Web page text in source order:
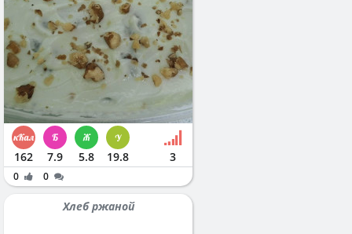
162 7.9 5.8 19.8 3
0 0
Хлеб ржаной